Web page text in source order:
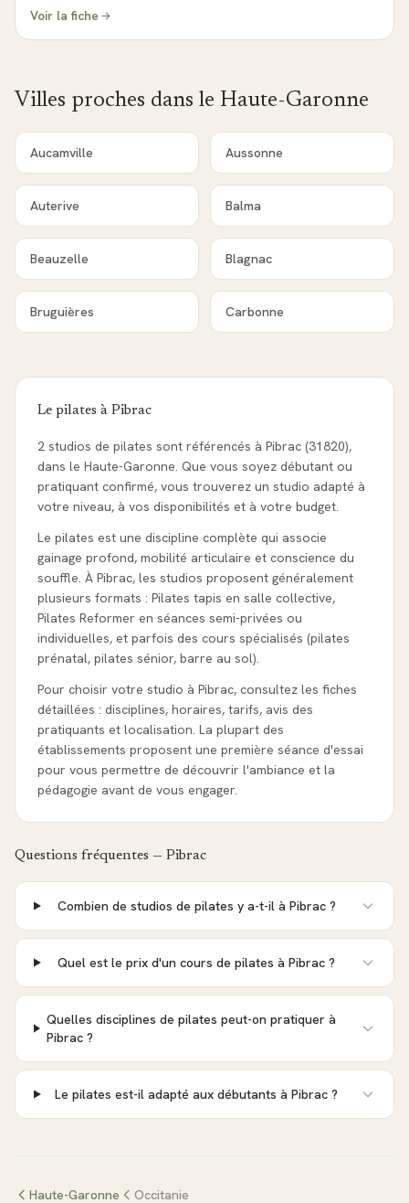
Voir la fiche
Villes proches dans le Haute-Garonne
Aucamville Aussonne
Auterive Balma
Beauzelle Blagnac
Bruguières Carbonne
Le pilates à Pibrac
2 studios de pilates sont référencés à Pibrac (31820),
dans le Haute-Garonne. Que vous soyez débutant ou
pratiquant confirmé, vous trouverez un studio adapté à
votre niveau, à vos disponibilités et à votre budget.
Le pilates est une discipline complète qui associe
gainage profond, mobilité articulaire et conscience du
souffle. À Pibrac, les studios proposent généralement
plusieurs formats : Pilates tapis en salle collective,
Pilates Reformer en séances semi-privées ou
individuelles, et parfois des cours spécialisés (pilates
prénatal, pilates sénior, barre au sol).
Pour choisir votre studio à Pibrac, consultez les fiches
détaillées : disciplines, horaires, tarifs, avis des
pratiquants et localisation. La plupart des
établissements proposent une première séance d'essai
pour vous permettre de découvrir l'ambiance et la
pédagogie avant de vous engager.
Questions fréquentes — Pibrac
Combien de studios de pilates y a-t-il à Pibrac ?
Quel est le prix d'un cours de pilates à Pibrac ?
Quelles disciplines de pilates peut-on pratiquer à
Pibrac ?
Le pilates est-il adapté aux débutants à Pibrac ?
Haute-Garonne Occitanie